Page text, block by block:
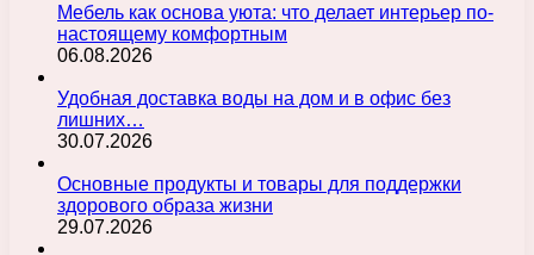
Мебель как основа уюта: что делает интерьер по-
настоящему комфортным
06.08.2026
Удобная доставка воды на дом и в офис без
лишних…
30.07.2026
Основные продукты и товары для поддержки
здорового образа жизни
29.07.2026